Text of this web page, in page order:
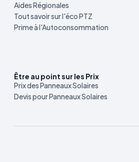
Aides Régionales
Tout savoir sur l'éco PTZ
Prime à l'Autoconsommation
Être au point sur les Prix
Prix des Panneaux Solaires
Devis pour Panneaux Solaires